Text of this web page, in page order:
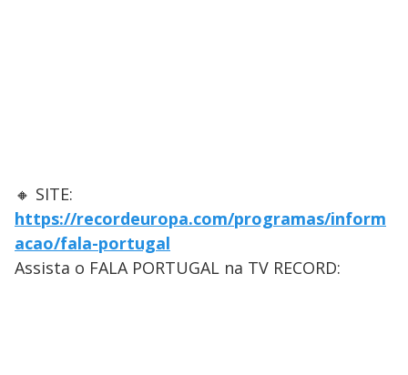
🔸 SITE:
https://recordeuropa.com/programas/inform
acao/fala-portugal
Assista o FALA PORTUGAL na TV RECORD: